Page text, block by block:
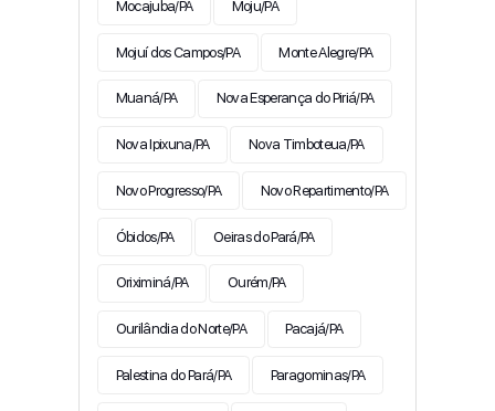
Mocajuba/PA Moju/PA
Mojuí dos Campos/PA Monte Alegre/PA
Muaná/PA Nova Esperança do Piriá/PA
Nova Ipixuna/PA Nova Timboteua/PA
Novo Progresso/PA Novo Repartimento/PA
Óbidos/PA Oeiras do Pará/PA
Oriximiná/PA Ourém/PA
Ourilândia do Norte/PA Pacajá/PA
Palestina do Pará/PA Paragominas/PA